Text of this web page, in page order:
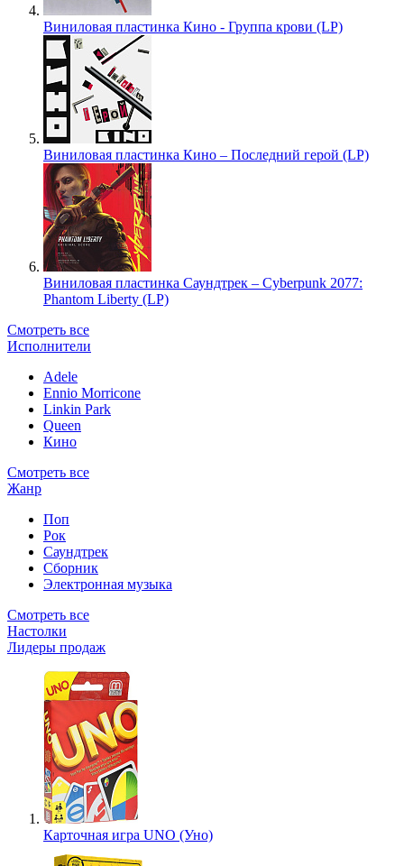
Виниловая пластинка Кино - Группа крови (LP)
Виниловая пластинка Кино – Последний герой (LP)
Виниловая пластинка Саундтрек – Cyberpunk 2077:
Phantom Liberty (LP)
Смотреть все
Исполнители
Adele
Ennio Morricone
Linkin Park
Queen
Кино
Смотреть все
Жанр
Поп
Рок
Саундтрек
Сборник
Электронная музыка
Смотреть все
Настолки
Лидеры продаж
Карточная игра UNO (Уно)